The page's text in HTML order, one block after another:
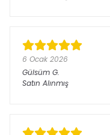
6 Ocak 2026
Gülsüm G.
Satın Alınmış